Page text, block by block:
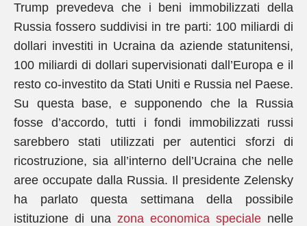
Trump prevedeva che i beni immobilizzati della
Russia fossero suddivisi in tre parti: 100 miliardi di
dollari investiti in Ucraina da aziende statunitensi,
100 miliardi di dollari supervisionati dall’Europa e il
resto co-investito da Stati Uniti e Russia nel Paese.
Su questa base, e supponendo che la Russia
fosse d’accordo, tutti i fondi immobilizzati russi
sarebbero stati utilizzati per autentici sforzi di
ricostruzione, sia all’interno dell’Ucraina che nelle
aree occupate dalla Russia. Il presidente Zelensky
ha parlato questa settimana della possibile
istituzione di una zona economica speciale nelle